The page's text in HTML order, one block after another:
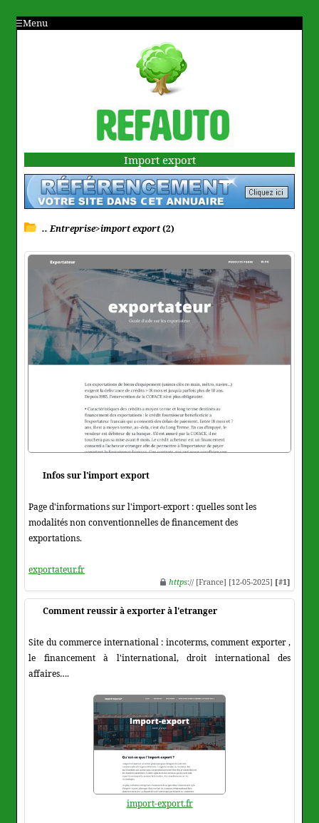
Menu
Import export
.. Entreprise>import export(2)
Infos sur l'import export
Page d'informations sur l'import-export : quelles sont les
modalités non conventionnelles de financement des
exportations.
exportateur.fr
https:// [France] [12-05-2025] [#1]
Comment reussir à exporter à l'etranger
Site du commerce international : incoterms, comment exporter ,
le financement à l'international, droit international des
affaires….
import-export.fr